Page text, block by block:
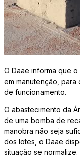
O Daae informa que
em manutenção,
de funcionamento.
O abastecimento da
de uma bomba de
manobra não seja
dos lotes, o Daae
situação se normalize.